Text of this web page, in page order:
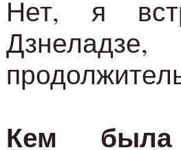
Нет, я
Кем была